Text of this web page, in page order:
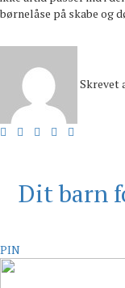
børnelåse på skabe og
Skrevet
Dit barn
PIN